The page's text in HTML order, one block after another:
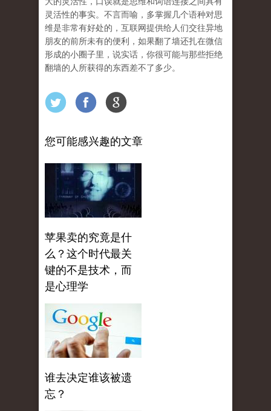
灵活性的事实。不言而喻，多掌握几个语种对思
维是非常有好处的，互联网提供给人们交往异地
朋友的前所未有的便利，如果翻了墙还扎在微信
形成的小圈子里，说实话，你很可能与那些拒绝
翻墙的人所获得的东西差不了多少。
您可能感兴趣的文章
苹果卖的究竟是什
么？这个时代最关
键的不是技术，而
是心理学
谁去决定谁该被遗
忘？